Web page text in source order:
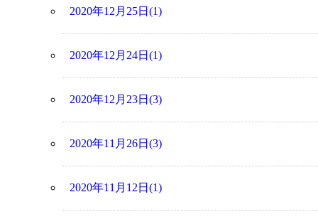
2020年12月25日(1)
2020年12月24日(1)
2020年12月23日(3)
2020年11月26日(3)
2020年11月12日(1)